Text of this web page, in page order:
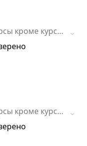
кроме курса
HUB
кроме курса
HUB